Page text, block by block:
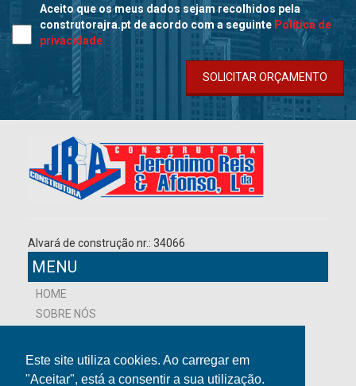
Este site utiliza cookies. Ao carregar em
"Aceitar", está a consentir a sua utilização.
Aceito que os meus dados sejam recolhidos pela
construtorajra.pt de acordo com a seguinte Política de
privacidade
SOLICITAR ORÇAMENTO
Alvará de construção nr.: 34066
MENU
HOME
SOBRE NÓS
PROJETOS
CONTACTOS